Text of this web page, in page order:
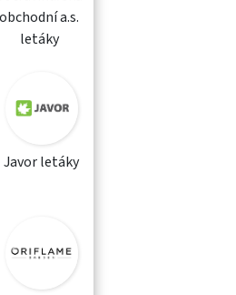
obchodní a.s.
letáky
Javor letáky